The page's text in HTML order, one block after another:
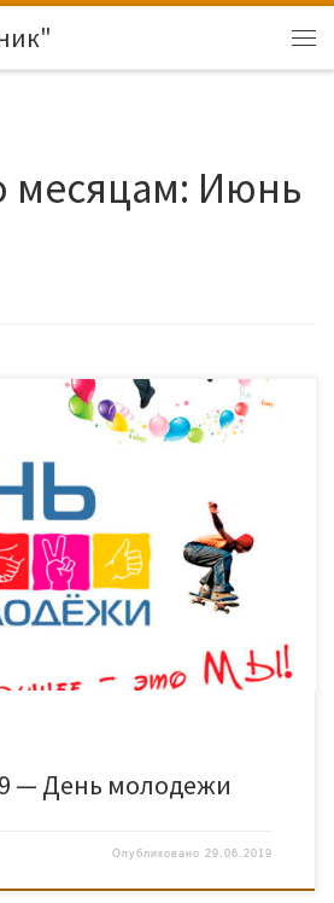
месяцам: Июнь
— День молодежи
Опубликовано29.06.2019